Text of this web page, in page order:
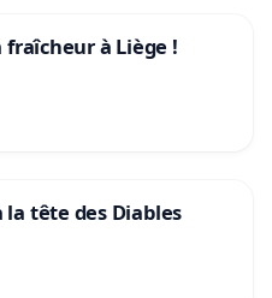
fraîcheur à Liège !
tête des Diables